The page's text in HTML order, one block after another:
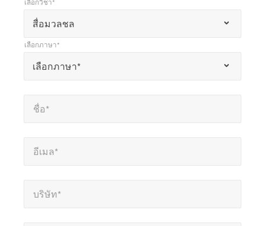
เครื่องหมาย
แสดง
ถึง
ต้อง
สื่อมวลชล
เลือกวิชา*
เลือกภาษา*
เลือกภาษา*
ชื่อ*
อีเมล*
บริษัท*